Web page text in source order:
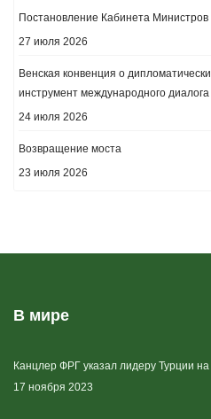
Постановление Кабинета Министров
27 июля 2026
Венская конвенция о
инструмент международного
24 июля 2026
Возвращение моста
23 июля 2026
В мире
Канцлер ФРГ указал лидеру Турции
17 ноября 2023